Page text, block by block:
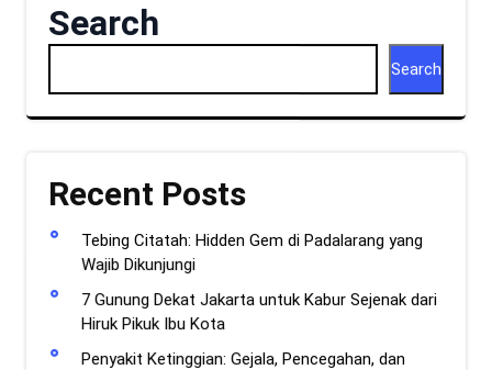
Search
Search
Recent Posts
Tebing Citatah: Hidden Gem di Padalarang yang
Wajib Dikunjungi
7 Gunung Dekat Jakarta untuk Kabur Sejenak dari
Hiruk Pikuk Ibu Kota
Penyakit Ketinggian: Gejala, Pencegahan, dan